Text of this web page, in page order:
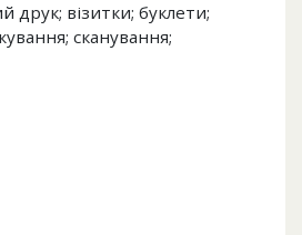
візитки; буклети;
сканування;